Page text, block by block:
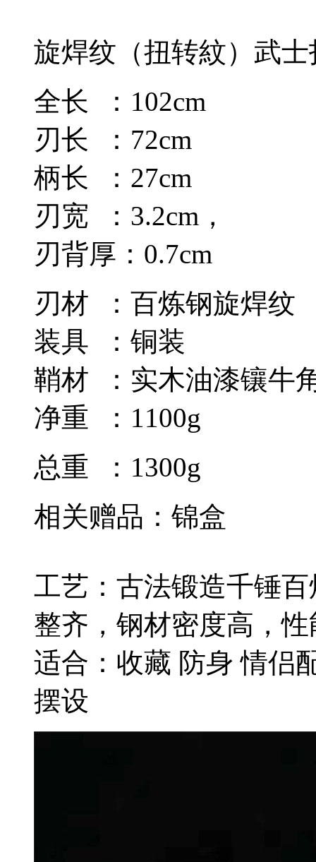
旋焊纹（扭转紋）武士
全长 ：102cm
刃长 ：72cm
柄长 ：27cm
刃宽 ：3.2cm，
刃背厚：0.7cm
刃材 ：百炼钢旋焊纹
装具 ：铜装
鞘材 ：实木油漆镶牛
净重 ：1100g
总重 ：1300g
相关赠品：锦盒
工艺：古法锻造千锤
整齐，钢材密度高，
适合：收藏 防身 情侣
摆设